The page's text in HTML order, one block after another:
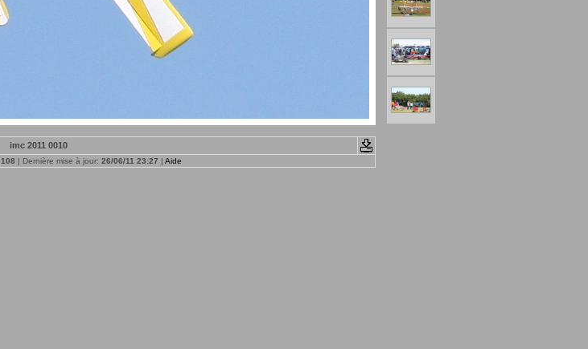
imc 2011 0010
108 | Dernière mise à jour: 26/06/11 23:27 | Aide